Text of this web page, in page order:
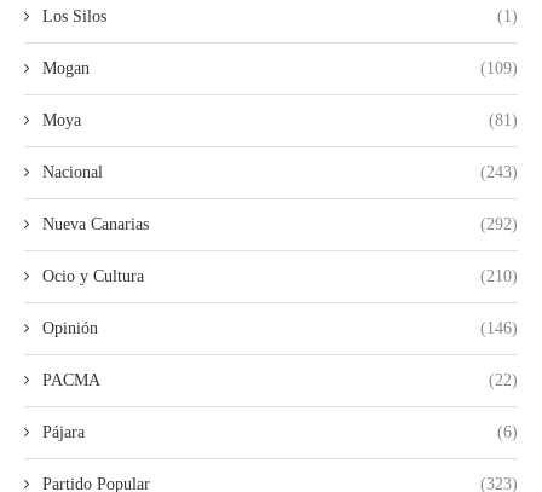
Los Silos (1)
Mogan (109)
Moya (81)
Nacional (243)
Nueva Canarias (292)
Ocio y Cultura (210)
Opinión (146)
PACMA (22)
Pájara (6)
Partido Popular (323)